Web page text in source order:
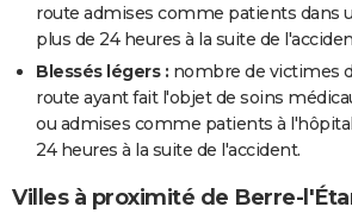
route admises comme patients dans
plus de 24 heures à la suite de
Blessés légers : nombre de victimes
route ayant fait l'objet de soins
ou admises comme patients à
24 heures à la suite de l'accident.
Villes à proximité de Berre-